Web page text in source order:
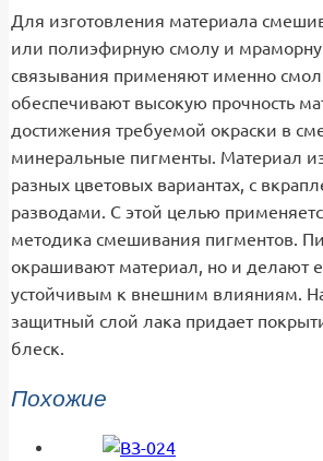
Для изготовления материала
или полиэфирную смолу и
связывания применяют именно
обеспечивают высокую прочность
достижения требуемой окраски в
минеральные пигменты. Материал
разных цветовых вариантах, с
разводами. С этой целью
методика смешивания пигментов.
окрашивают материал, но и делают
устойчивым к внешним влияниям.
защитный слой лака придает
блеск.
Похожие